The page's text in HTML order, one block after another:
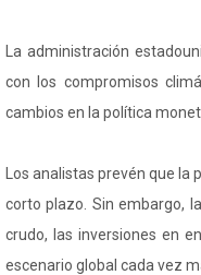
La administración
con los compromisos
cambios en la política
Los analistas prevén que
corto plazo. Sin embargo,
crudo, las inversiones en
escenario global cada vez